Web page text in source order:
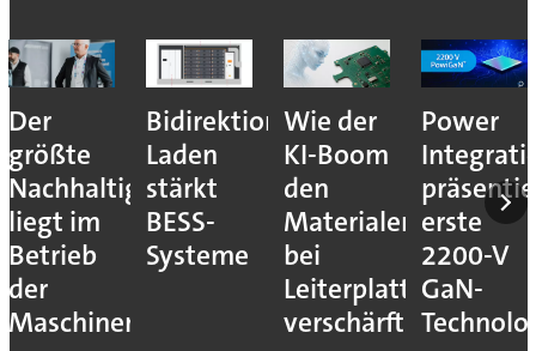
Der
größte
Nachhaltigkeitshebel
liegt im
Betrieb
der
Maschinen
Bidirektionales
Laden
stärkt
BESS-
Systeme
Wie der
KI-Boom
den
Materialengpass
bei
Leiterplatten
verschärft
Power
erste
2200-V
GaN-